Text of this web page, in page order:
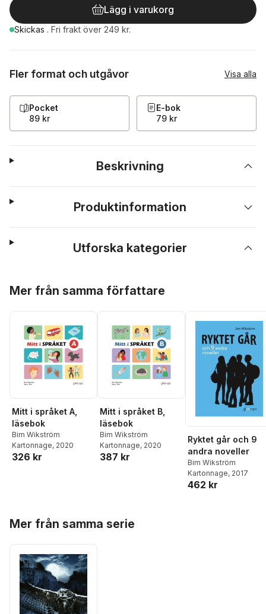
Lägg i varukorg
Skickas . Fri frakt över 249 kr.
Fler format och utgåvor Visa alla
Pocket
89 kr
E-bok
79 kr
Beskrivning
Produktinformation
Utforska kategorier
Mer från samma författare
Mitt i språket A,
läsebok
Bim Wikström
Kartonnage, 2020
326 kr
Mitt i språket B,
läsebok
Bim Wikström
Kartonnage, 2020
387 kr
Ryktet går och 9
andra noveller
Bim Wikström
Kartonnage, 2017
462 kr
Mer från samma serie